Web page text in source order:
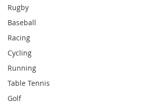
Rugby
Baseball
Racing
Cycling
Running
Table Tennis
Golf